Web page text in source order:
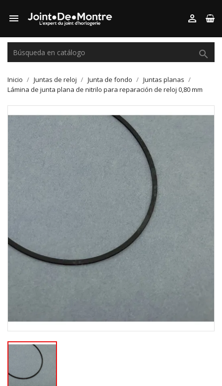
 

Inicio Juntas de reloj Junta de fondo
Juntas planas
Lámina de junta plana de nitrilo para reparación de reloj 0,80 mm